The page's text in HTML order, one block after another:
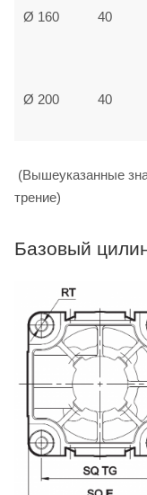
Ø 160 40
Ø 200 40
(Вышеуказанные
трение)
Базовый